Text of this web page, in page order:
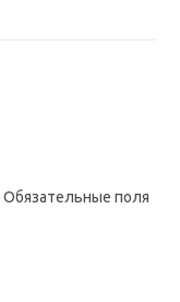
Обязательные поля